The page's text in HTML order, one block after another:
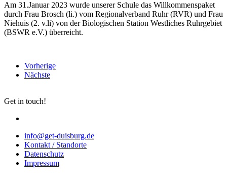
Am 31.Januar 2023 wurde unserer Schule das Willkommenspaket
durch Frau Brosch (li.) vom Regionalverband Ruhr (RVR) und Frau
Niehuis (2. v.li) von der Biologischen Station Westliches Ruhrgebiet
(BSWR e.V.) überreicht.
Vorherige
Nächste
Get in touch!
info@get-duisburg.de
Kontakt / Standorte
Datenschutz
Impressum